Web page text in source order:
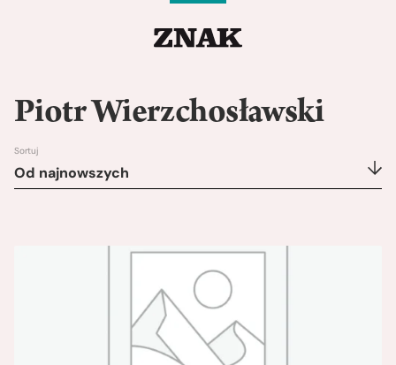
Piotr Wierzchosławski
Sortuj
Od najnowszych